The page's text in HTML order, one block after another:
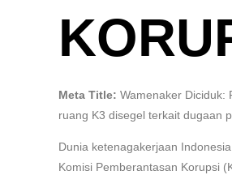
Meta Title: Wamenaker Diciduk:
ruang K3 disegel terkait dugaan
Dunia ketenagakerjaan
Komisi Pemberantasan Korupsi